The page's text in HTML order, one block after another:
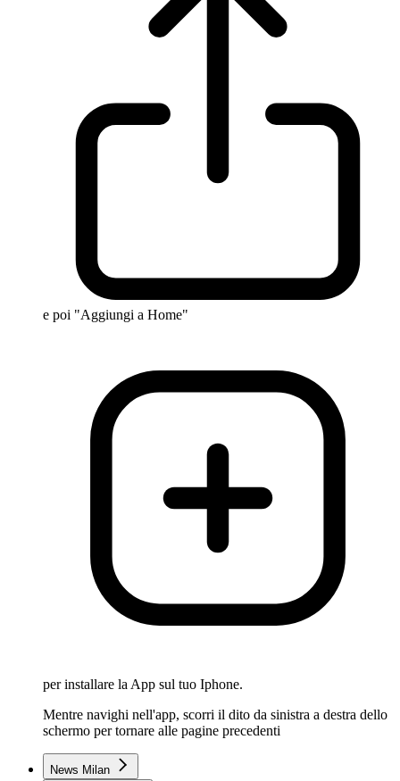
e poi "Aggiungi a Home"
per installare la App sul tuo Iphone.
Mentre navighi nell'app, scorri il dito da sinistra a destra dello
schermo per tornare alle pagine precedenti
News Milan